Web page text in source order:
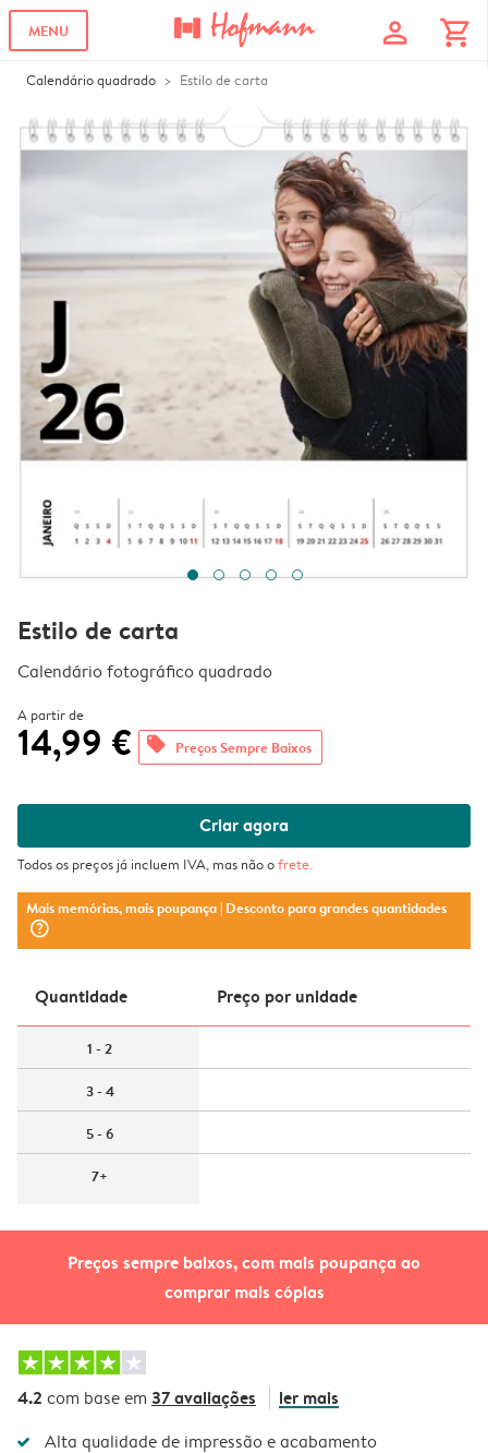
MENU profile shopping_cart
Calendário quadrado Estilo de carta
Preços sempre baixos, com mais poupança ao
comprar mais cópias
Estilo de carta
Calendário fotográfico quadrado
A partir de
14,99 € offers Preços Sempre Baixos
Criar agora
Todos os preços já incluem IVA, mas não ofrete.
Mais memórias, mais poupança| Desconto para grandes quantidades
question_mark_circle
Quantidade Preço por unidade
1 - 2
3 - 4
5 - 6
7+
4.2 com base em 37 avaliações ler mais
Alta qualidade de impressão e acabamento